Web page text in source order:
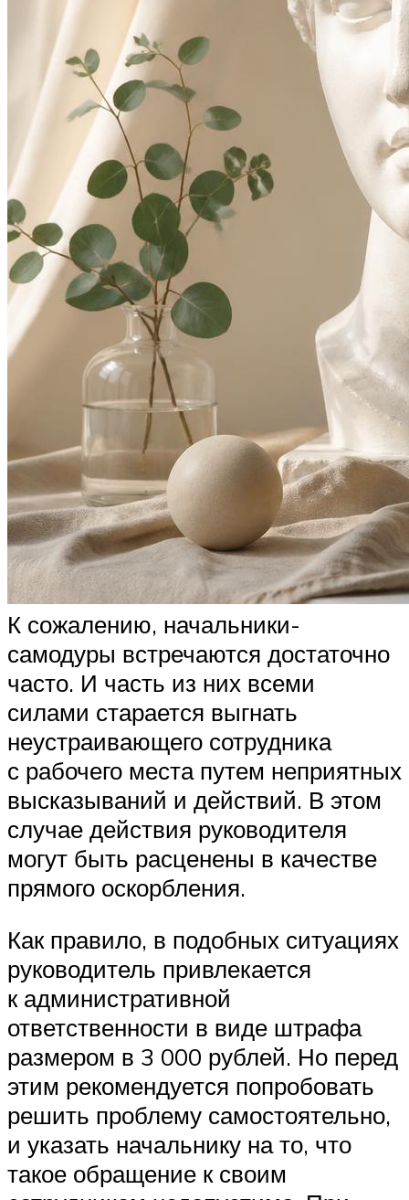
К сожалению, начальники-
самодуры встречаются достаточно
часто. И часть из них всеми
силами старается выгнать
неустраивающего сотрудника
с рабочего места путем неприятных
высказываний и действий. В этом
случае действия руководителя
могут быть расценены в качестве
прямого оскорбления.
Как правило, в подобных ситуациях
руководитель привлекается
к административной
ответственности в виде штрафа
размером в 3 000 рублей. Но перед
этим рекомендуется попробовать
решить проблему самостоятельно,
и указать начальнику на то, что
такое обращение к своим